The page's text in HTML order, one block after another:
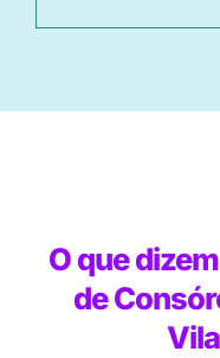
O que
de